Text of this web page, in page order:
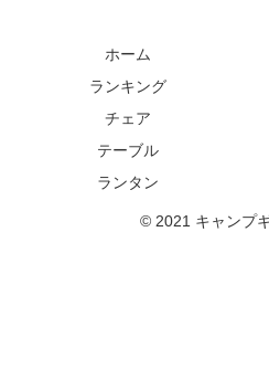
ホーム
ランキング
チェア
テーブル
ランタン
© 2021 キャンプ